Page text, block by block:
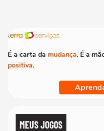
É a carta da mudança. É a
positiva.
MEUS JOGOS